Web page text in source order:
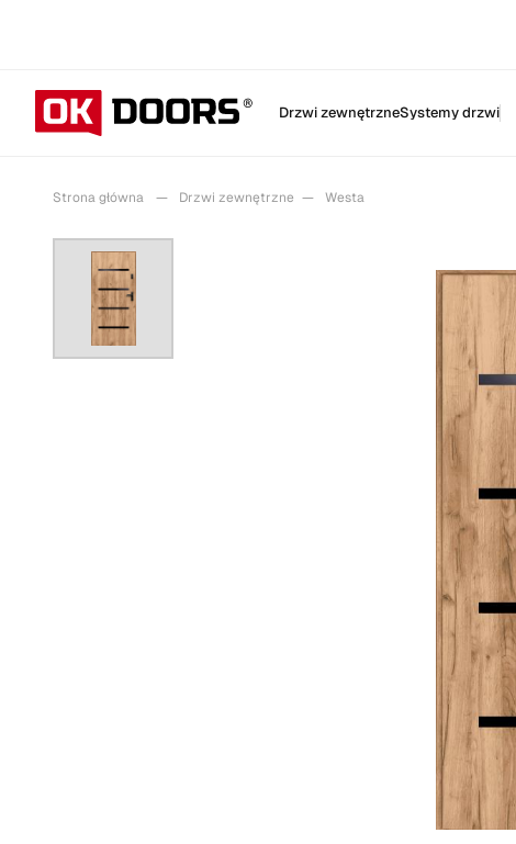
Drzwi zewnętrzneSystemy drzwi
Strona główna Drzwi zewnętrzne Westa